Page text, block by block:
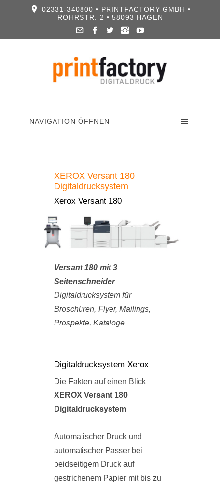
02331-340800 • PRINTFACTORY GMBH •
ROHRSTR. 2 • 58093 HAGEN
NAVIGATION ÖFFNEN
XEROX Versant 180
Digitaldrucksystem
Xerox Versant 180
Versant 180 mit 3
Seitenschneider
Digitaldrucksystem für
Broschüren, Flyer, Mailings,
Prospekte, Kataloge
Digitaldrucksystem Xerox
Die Fakten auf einen Blick
XEROX Versant 180
Digitaldrucksystem
Automatischer Druck und
automatischer Passer bei
beidseitigem Druck auf
gestrichenem Papier mit bis zu